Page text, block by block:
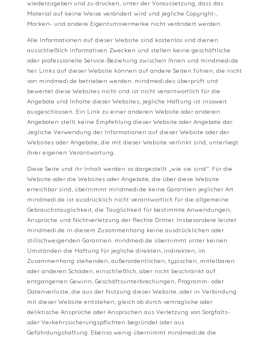
wiederzugeben und zu drucken, unter der Voraussetzung, dass das
Material auf keine Weise verändert wird und jegliche Copyright-,
Marken- und andere Eigentumsvermerke nicht verändert werden.
Alle Informationen auf dieser Website sind kostenlos und dienen
ausschließlich informativen Zwecken und stellen keine geschäftliche
oder professionelle Service-Beziehung zwischen Ihnen und mindmedi.de
her. Links auf dieser Website können auf andere Seiten führen, die nicht
von mindmedi.de betrieben werden. mindmedi.des überprüft und
bewertet diese Websites nicht und ist nicht verantwortlich für die
Angebote und Inhalte dieser Websites; jegliche Haftung ist insoweit
ausgeschlossen. Ein Link zu einer anderen Website oder anderen
Angeboten stellt keine Empfehlung dieser Website oder Angebote dar.
Jegliche Verwendung der Informationen auf dieser Website oder der
Websites oder Angebote, die mit dieser Website verlinkt sind, unterliegt
Ihrer eigenen Verantwortung.
Diese Seite und ihr Inhalt werden so dargestellt „wie sie sind“. Für die
Website oder die Websites oder Angebote, die über diese Website
erreichbar sind, übernimmt mindmedi.de keine Garantien jeglicher Art.
mindmedi.de ist ausdrücklich nicht verantwortlich für die allgemeine
Gebrauchstauglichkeit, die Tauglichkeit für bestimmte Anwendungen,
Ansprüche und Nichtverletzung der Rechte Dritter. Insbesondere leistet
mindmedi.de in diesem Zusammenhang keine ausdrücklichen oder
stillschweigenden Garantien. mindmedi.de übernimmt unter keinen
Umständen die Haftung für jegliche direkten, indirekten, im
Zusammenhang stehenden, außerordentlichen, typischen, mittelbaren
oder anderen Schäden, einschließlich, aber nicht beschränkt auf
entgangenen Gewinn, Geschäftsunterbrechungen, Programm- oder
Datenverluste, die aus der Nutzung dieser Website, oder in Verbindung
mit dieser Website entstehen, gleich ob durch vertragliche oder
deliktische Ansprüche oder Ansprüchen aus Verletzung von Sorgfalts-
oder Verkehrssicherungspflichten begründet oder aus
Gefährdungshaftung. Ebenso wenig übernimmt mindmedi.de die